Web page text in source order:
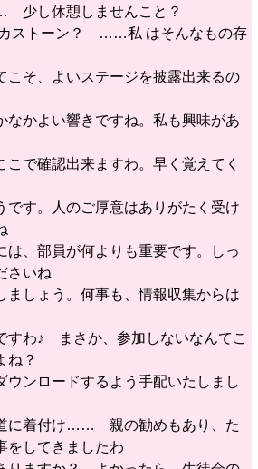
し休憩しませんこと？
カストーン？ ……私 はそんなもの存
こそ、よいステージを披露出来るの
かよい響きですね。私も興味があ
こで確認出来ますわ。早く覚えてく
です。人のご厚意はありがたく受け
は、部員が何よりも重要です。しっ
さいね
ましょう。何事も、情報収集からは
すわ♪ まさか、参加しないなんてこ
ね？
ウンロードするよう手配いたしまし
に着付け…… 親の勧めもあり、た
をしてきましたわ